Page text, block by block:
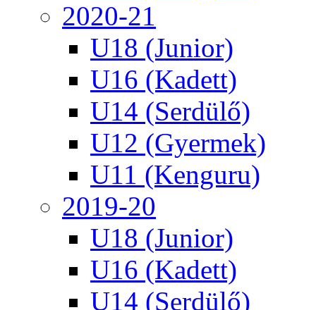
2020-21
U18 (Junior)
U16 (Kadett)
U14 (Serdülő)
U12 (Gyermek)
U11 (Kenguru)
2019-20
U18 (Junior)
U16 (Kadett)
U14 (Serdülő)